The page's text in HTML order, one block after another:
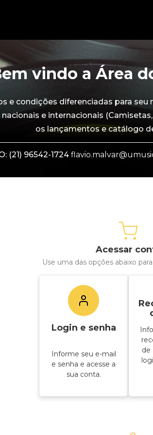
vindo a Área
e condições diferenciadas para
e internacionais
os lançamentos e catálogo
(21) 96542-1724
Acessar
Use uma das opções abaixo
Login e senha
Informe seu e-mail
e senha e acesse a
sua conta.
de